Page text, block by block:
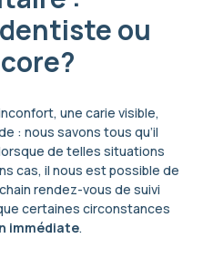
ou
une carie visible,
: nous savons tous qu’il
de telles situations
cas, il nous est possible de
rendez-vous de suivi
certaines circonstances
immédiate.